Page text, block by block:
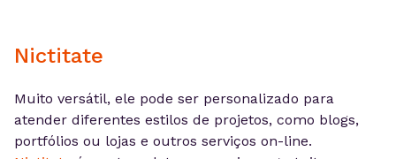
Nictitate
Muito versátil, ele pode ser personalizado para
atender diferentes estilos de projetos, como blogs,
portfólios ou lojas e outros serviços on-line.